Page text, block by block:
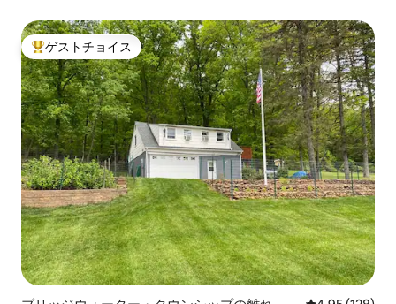
大好評のゲストチョイスです。
ゲストチョイス